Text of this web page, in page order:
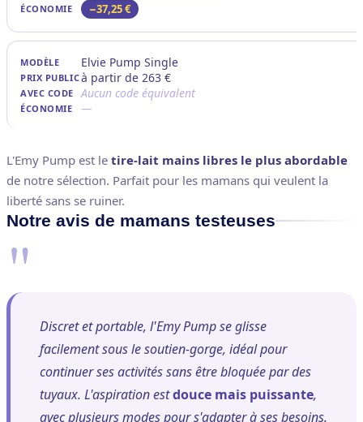
−37,25 €
Elvie Pump Single
à partir de 263 €
Aucun code équivalent
—
L'Emy Pump est le tire-lait mains libres le plus abordable
de notre sélection. Parfait pour les mamans qui veulent la
liberté sans se ruiner.
Notre avis de mamans testeuses
"
Discret et portable, l'Emy Pump se glisse
facilement sous le soutien-gorge, idéal pour
continuer ses activités sans être bloquée par des
tuyaux. L'aspiration estdouce mais puissante,
avec plusieurs modes pour s'adapter à ses besoins.